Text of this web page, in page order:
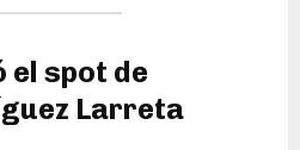
el spot de
Larreta